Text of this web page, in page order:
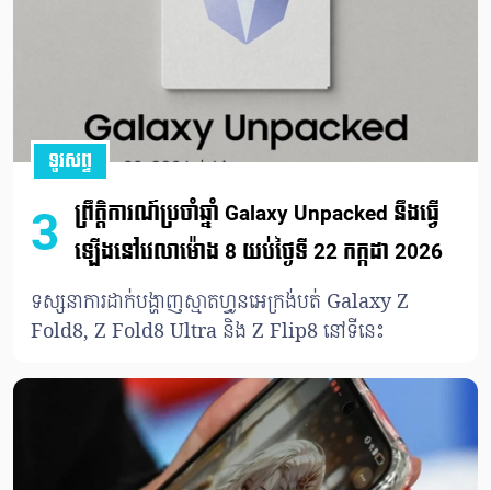
ទូរសព្ទ
3
ព្រឹត្តិការណ៍ប្រចាំឆ្នាំ Galaxy Unpacked នឹងធ្វើ
ឡើងនៅវេលាម៉ោង 8 យប់ថ្ងៃទី 22 កក្កដា 2026
ទស្សនាការដាក់បង្ហាញស្មាតហ្វូនអេក្រង់បត់ Galaxy Z
Fold8, Z Fold8 Ultra និង Z Flip8 នៅទីនេះ